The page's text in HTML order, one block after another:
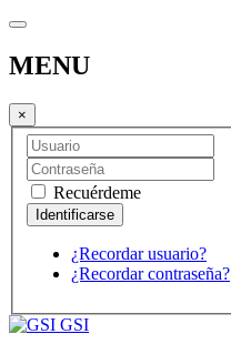
MENU
×
Recuérdeme
¿Recordar usuario?
¿Recordar contraseña?
GSI